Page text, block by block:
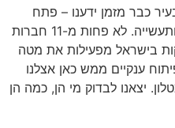
כבר מזמן ידענו – פתח
תקווה היא בירת הייטק, פיננסים ותעשייה. לא פחות מ-11 חברות
הנחשקות בישראל מפעילות את מטה
ענקיים ממש כאן אצלנו
יצאנו לבדוק מי הן, כמה הן